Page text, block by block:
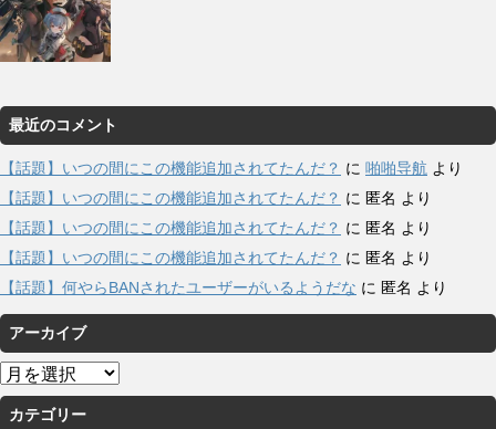
最近のコメント
【話題】いつの間にこの機能追加されてたんだ？ に 啪啪导航 より
【話題】いつの間にこの機能追加されてたんだ？ に 匿名 より
【話題】いつの間にこの機能追加されてたんだ？ に 匿名 より
【話題】いつの間にこの機能追加されてたんだ？ に 匿名 より
【話題】何やらBANされたユーザーがいるようだな に 匿名 より
アーカイブ
ア
ー
カカテゴリー